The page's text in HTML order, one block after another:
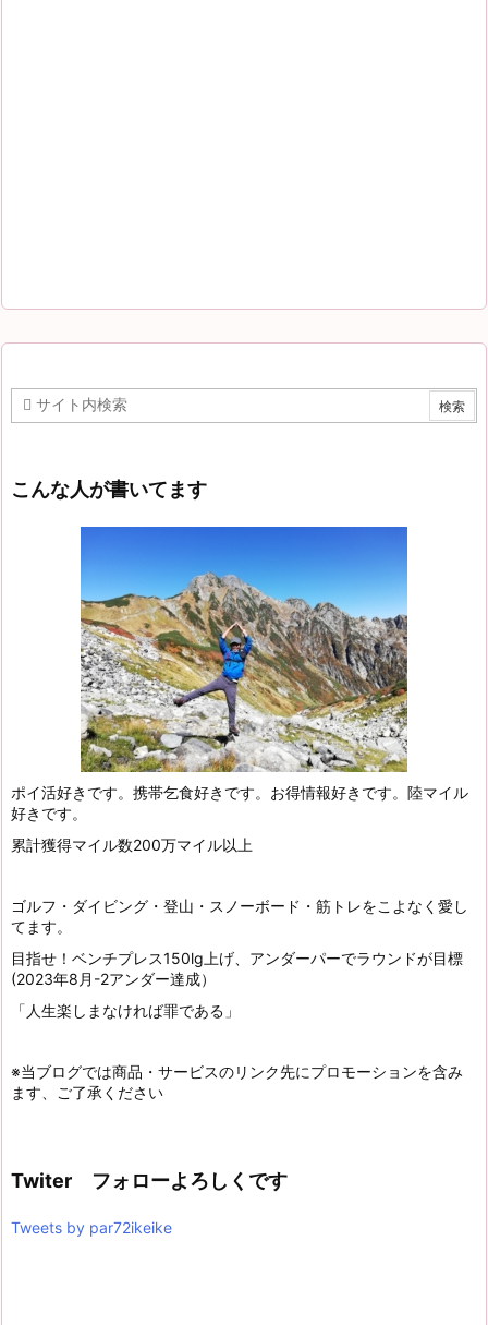
こんな人が書いてます
ポイ活好きです。携帯乞食好きです。お得情報好きです。陸マイル
好きです。
累計獲得マイル数200万マイル以上
ゴルフ・ダイビング・登山・スノーボード・筋トレをこよなく愛し
てます。
目指せ！ベンチプレス150lg上げ、アンダーパーでラウンドが目標
(2023年8月-2アンダー達成）
「人生楽しまなければ罪である」
※当ブログでは商品・サービスのリンク先にプロモーションを含み
ます、ご了承ください
Twiter フォローよろしくです
Tweets by par72ikeike